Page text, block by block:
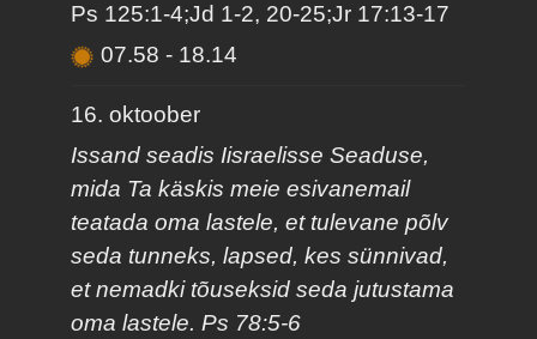
Ps 125:1-4;Jd 1-2, 20-25;Jr 17:13-17
07.58- 18.14
16. oktoober
Issand seadis Iisraelisse Seaduse,
mida Ta käskis meie esivanemail
teatada oma lastele, et tulevane põlv
seda tunneks, lapsed, kes sünnivad,
et nemadki tõuseksid seda jutustama
oma lastele. Ps 78:5-6